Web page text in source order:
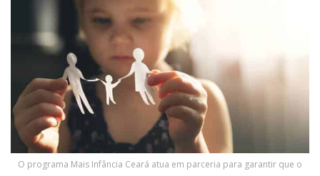
O programa Mais Infância Ceará atua em parceria para garantir que o